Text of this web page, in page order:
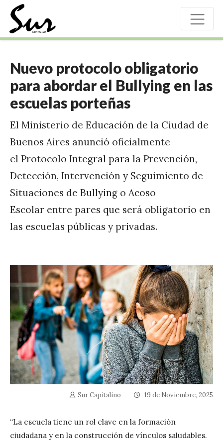
Nuevo protocolo obligatorio
para abordar el Bullying en las
escuelas porteñas
El Ministerio de Educación de la Ciudad de
Buenos Aires anunció oficialmente
el Protocolo Integral para la Prevención,
Detección, Intervención y Seguimiento de
Situaciones de Bullying o Acoso
Escolar entre pares que será obligatorio en
las escuelas públicas y privadas.
Sur Capitalino 19 de Noviembre, 2025
“La escuela tiene un rol clave en la formación
ciudadana y en la construcción de vínculos saludables.